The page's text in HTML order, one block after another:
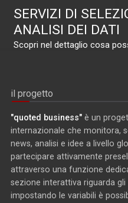
SERVIZI DI
ANALISI DEI DATI
Scopri nel dettaglio cosa
il progetto
"quoted business" è un
internazionale che monitora,
news, analisi e idee a livello
partecipare attivamente
attraverso una funzione
sezione interattiva riguarda
impostando le variabili è